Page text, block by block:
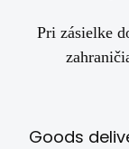
Pri zásielke
Goods